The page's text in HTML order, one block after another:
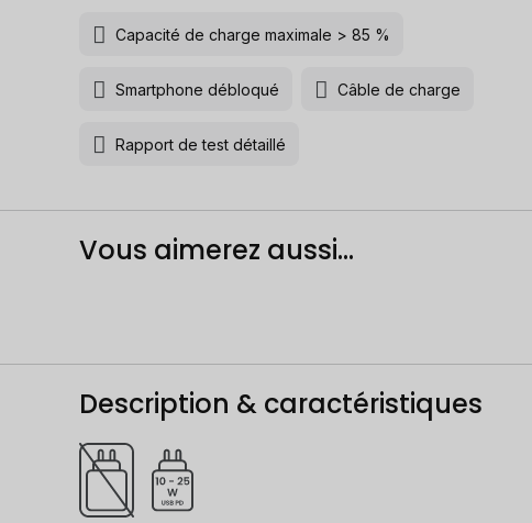
Capacité de charge maximale > 85 %
Smartphone débloqué Câble de charge
Rapport de test détaillé
Vous aimerez aussi...
Description & caractéristiques